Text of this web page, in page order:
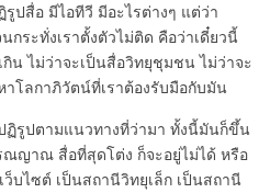
ปสื่อ มีไอทีวี มีอะไรต่างๆ แต่ว่า
ระทั่งเราตั้งตัวไม่ติด คือว่าเดี๋ยวนี้
น ไม่ว่าจะเป็นสื่อวิทยุชุมชน ไม่ว่าจะ
โลกาภิวัตน์ที่เราต้องรับมือกับมัน
ฏิรูปตามแนวทางที่ว่ามา ทั้งนี้มันก็ขึ้น
ณญาณ สื่อที่สุดโต่ง ก็จะอยู่ไม่ได้ หรือ
บไซต์ เป็นสถานีวิทยุเล็ก เป็นสถานี